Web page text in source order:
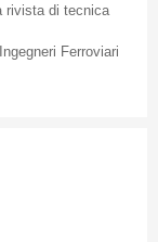
rivista di tecnica
Ingegneri Ferroviari